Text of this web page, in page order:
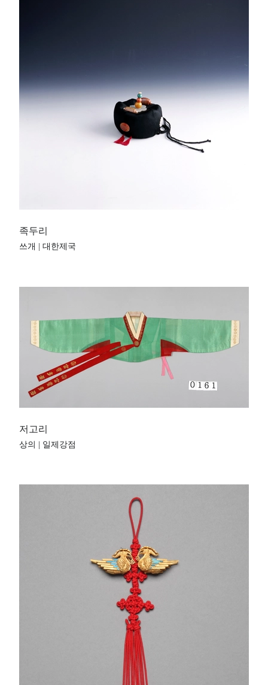
족두리
쓰개 | 대한제국
저고리
상의 | 일제강점